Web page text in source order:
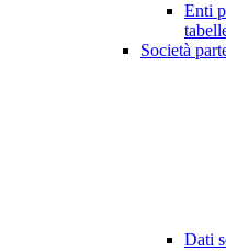
Enti
Società
Dati